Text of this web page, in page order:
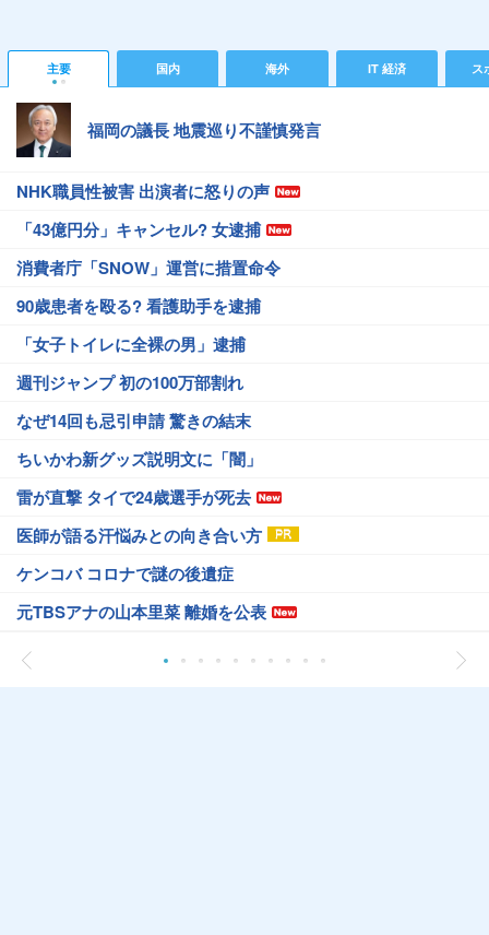
主要 国内 海外 IT 経済 ス
福岡の議長 地震巡り不謹慎発言
NHK職員性被害 出演者に怒りの声
「43億円分」キャンセル? 女逮捕
消費者庁「SNOW」運営に措置命令
90歳患者を殴る? 看護助手を逮捕
「女子トイレに全裸の男」逮捕
週刊ジャンプ 初の100万部割れ
なぜ14回も忌引申請 驚きの結末
ちいかわ新グッズ説明文に「闇」
雷が直撃 タイで24歳選手が死去
医師が語る汗悩みとの向き合い方
ケンコバ コロナで謎の後遺症
元TBSアナの山本里菜 離婚を公表